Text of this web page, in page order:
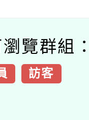
覽群組：
訪客